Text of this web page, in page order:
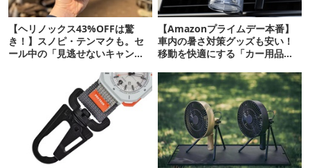
【ヘリノックス43%OFFは驚
き！】スノピ・テンマクも。セ
ール中の「見逃せないキャンプ
【Amazonプライムデー本番】
車内の暑さ対策グッズも安い！
移動を快適にする「カー用品」